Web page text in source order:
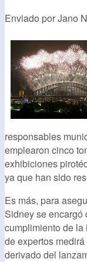
Enviado porJano
responsables
emplearon cinco
exhibiciones
ya que han sido
Es más, para
Sidney se encargó
cumplimiento de la
de expertos
derivado del